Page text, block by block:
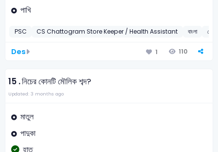
পাখি
PSC CS Chattogram Store Keeper / Health Assistant বাংলা
Des 1 110
15 .নিচের কোনটি মৌলিক শব্দ?
Updated: 3 months ago
মাতুল
পাদুকা